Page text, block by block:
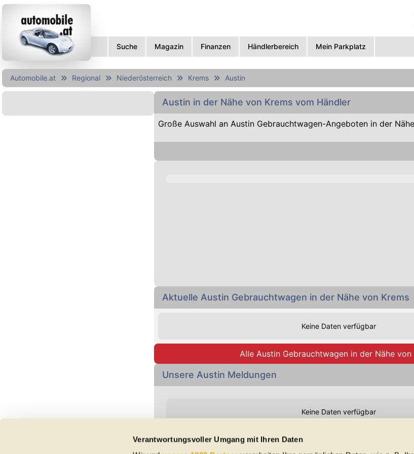
Verantwortungsvoller Umgang mit Ihren Daten
Suche Magazin Finanzen Händlerbereich Mein Parkplatz
Automobile.at Regional Niederösterreich Krems Austin
Austin in der Nähe von Krems vom Händler
Große Auswahl an Austin Gebrauchtwagen-Angeboten in der
Aktuelle Austin Gebrauchtwagen in der Nähe von Krems
Keine Daten verfügbar
Alle Austin Gebrauchtwagen in der Nähe von
Unsere Austin Meldungen
Keine Daten verfügbar
Preisangaben in den Meldungen gelten für Deutschland. Quelle: